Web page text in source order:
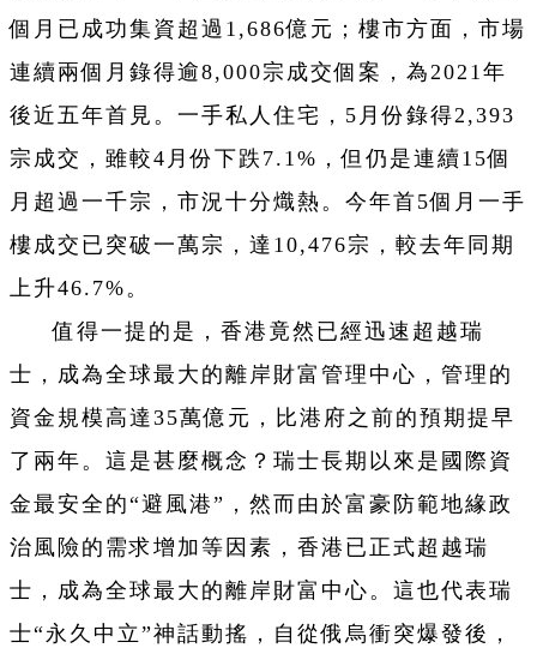
個月已成功集資超過1,686億元；樓市方面，市場
連續兩個月錄得逾8,000宗成交個案，為2021年
後近五年首見。一手私人住宅，5月份錄得2,393
宗成交，雖較4月份下跌7.1%，但仍是連續15個
月超過一千宗，市況十分熾熱。今年首5個月一手
樓成交已突破一萬宗，達10,476宗，較去年同期
上升46.7%。
值得一提的是，香港竟然已經迅速超越瑞
士，成為全球最大的離岸財富管理中心，管理的
資金規模高達35萬億元，比港府之前的預期提早
了兩年。這是甚麼概念？瑞士長期以來是國際資
金最安全的“避風港”，然而由於富豪防範地緣政
治風險的需求增加等因素，香港已正式超越瑞
士，成為全球最大的離岸財富中心。這也代表瑞
士“永久中立”神話動搖，自從俄烏衝突爆發後，